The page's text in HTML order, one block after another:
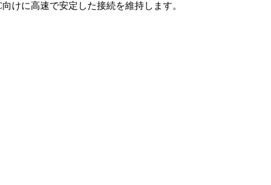
けに高速で安定した接続を維持します。